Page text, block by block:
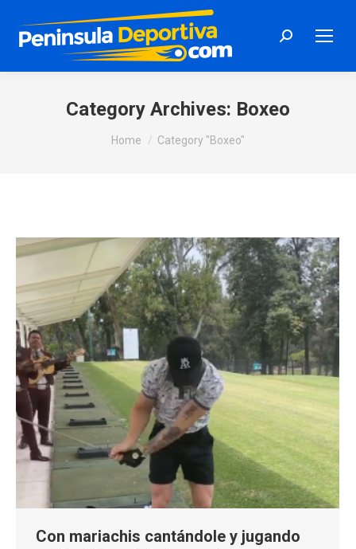
Search:
Category Archives: Boxeo
You are here:
Home Category "Boxeo"
Con mariachis cantándole y jugando